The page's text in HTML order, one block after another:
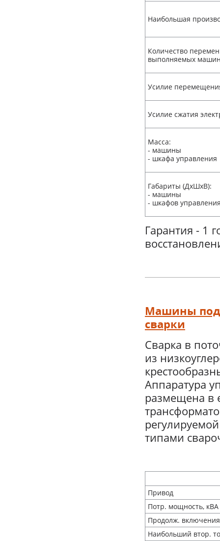
Наибольшая
Количество
выполняемых
Усилие
Усилие сжатия
Масса:
- машины
- шкафа управления
Габариты (ДхШхВ):
- машины
- шкафов
Гарантия - 1
Машины
сварки
Сварка в
из
Аппаратура
размещена в
типами
Привод
Потр. мощность, кВА
Продолж.
Наибольший втор.